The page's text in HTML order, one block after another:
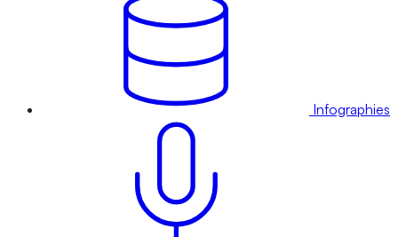
Infographies